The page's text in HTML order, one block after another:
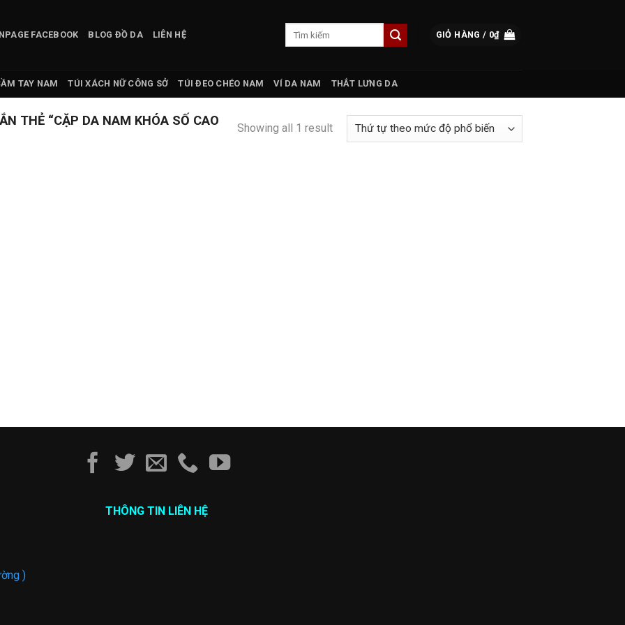
FACEBOOK BLOG ĐỒ DA LIÊN HỆ
Tìm
GIỎ HÀNG / 0₫
TAY NAM TÚI XÁCH NỮ CÔNG SỞ TÚI ĐEO CHÉO NAM VÍ DA NAM THẮT LƯNG DA
THẺ “CẶP DA NAM KHÓA SỐ CAO
Showing all 1 result
THÔNG TIN LIÊN HỆ
)